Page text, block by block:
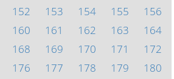
152 153 154 155
156
160 161 162 163
164
168 169 170 171
172
176 177 178 179
180